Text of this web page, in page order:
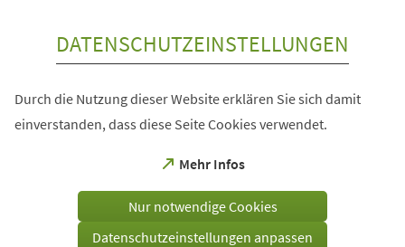
DATENSCHUTZEINSTELLUNGEN
Durch die Nutzung dieser Website erklären Sie sich damit
einverstanden, dass diese Seite Cookies verwendet.
Mehr Infos
(Öffnet
einem
Tab)
Nur notwendige Cookies
Datenschutzeinstellungen anpassen